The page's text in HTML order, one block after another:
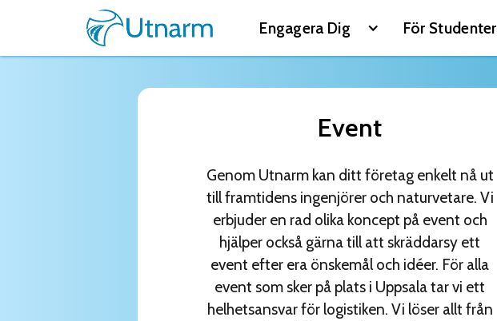
Engagera Dig För Studenter
Event
Genom Utnarm kan ditt företag enkelt nå ut
till framtidens ingenjörer och naturvetare. Vi
erbjuder en rad olika koncept på event och
hjälper också gärna till att skräddarsy ett
event efter era önskemål och idéer. För alla
event som sker på plats i Uppsala tar vi ett
helhetsansvar för logistiken. Vi löser allt från